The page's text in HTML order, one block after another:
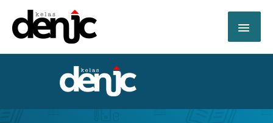
content